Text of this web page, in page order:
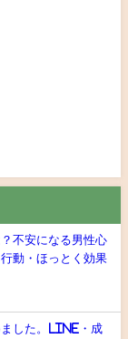
不安になる男性心
動・ほっとく効果
ました。LINE・成